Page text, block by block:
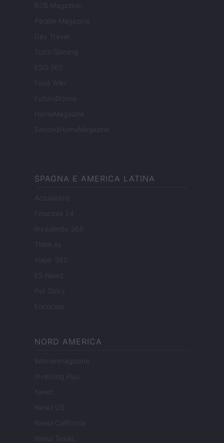
B2B Magazine
People Magazine
Day Travel
Tutto Gaming
ESG 365
Food Wiki
FuturoDonna
HomeMagazine
SecondHomeMagazine
SPAGNA E AMERICA LATINA
Actualidad
Finanzas 24
Investindo 365
Think.es
Viajar 365
ES Newz
Pet Story
Encocina
NORD AMERICA
Womanmagazine
Investing Plus
Newz
Newz US
Newz California
Newz Texas